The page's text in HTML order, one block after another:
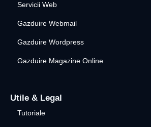
Servicii Web
Gazduire Webmail
Gazduire Wordpress
Gazduire Magazine Online
Utile & Legal
Tutoriale